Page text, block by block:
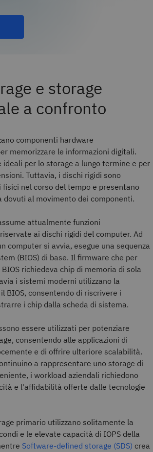
e storage
a confronto
componenti hardware
memorizzare le informazioni digitali.
ideali per lo storage a lungo termine e per
Tuttavia, i dischi rigidi sono
nel corso del tempo e presentano
dovuti al movimento dei componenti.
attualmente funzioni
ai dischi rigidi del computer. Ad
computer si avvia, esegue una sequenza
(BIOS) di base. Il firmware che per
richiedeva chip di memoria di sola
i sistemi moderni utilizzano la
BIOS, consentendo di riscrivere i
i chip dalla scheda di sistema.
essere utilizzati per potenziare
consentendo alle applicazioni di
e di offrire ulteriore scalabilità.
a rappresentare uno storage di
i workload aziendali richiedono
e l'affidabilità offerte dalle tecnologie
primario utilizzano solitamente la
e le elevate capacità di IOPS della
Software-defined storage (SDS) crea